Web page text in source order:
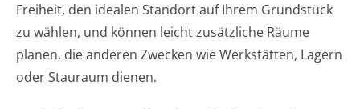
Freiheit, den idealen Standort auf Ihrem Grundstück
zu wählen, und können leicht zusätzliche Räume
planen, die anderen Zwecken wie Werkstätten, Lagern
oder Stauraum dienen.